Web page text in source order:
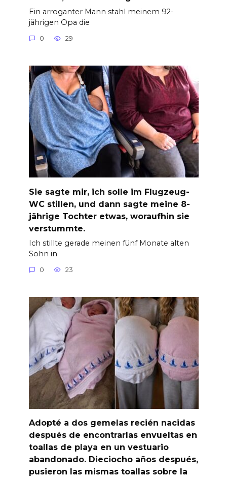
Ein arroganter Mann stahl meinem 92-
jährigen Opa die
0 29
Sie sagte mir, ich solle im Flugzeug-
WC stillen, und dann sagte meine 8-
jährige Tochter etwas, woraufhin sie
verstummte.
Ich stillte gerade meinen fünf Monate alten
Sohn in
0 23
Adopté a dos gemelas recién nacidas
después de encontrarlas envueltas en
toallas de playa en un vestuario
abandonado. Dieciocho años después,
pusieron las mismas toallas sobre la